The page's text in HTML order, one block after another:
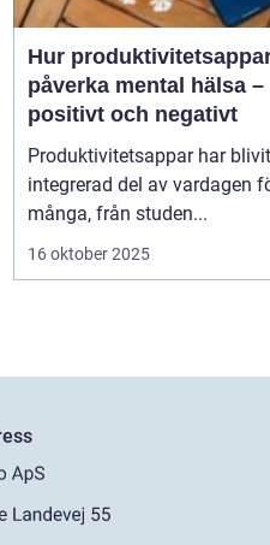
Hur
påverka mental hälsa –
positivt och negativt
Produktivitetsappar har
integrerad del av vardagen
många, från studen...
16 oktober 2025